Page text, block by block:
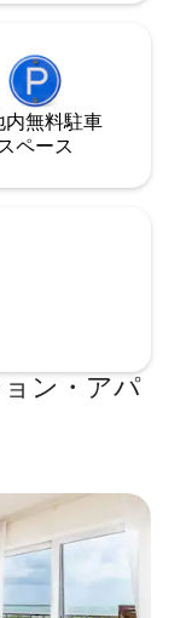
内無料駐⁠車
ペ⁠ー⁠ス
ン・アパ